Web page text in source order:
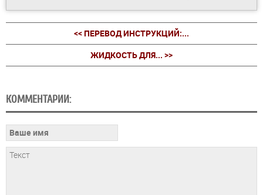
<< ПЕРЕВОД ИНСТРУКЦИЙ:...
ЖИДКОСТЬ ДЛЯ... >>
КОММЕНТАРИИ: